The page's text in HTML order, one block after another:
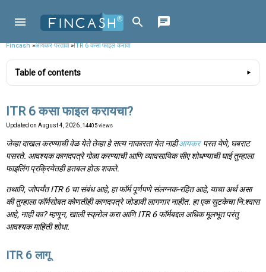
Fincash»आयकर परतावा»ITR 6 कसा फाइल करावा
Table of contents
ITR 6 कसा फाइल करायचा?
Updated on August 4, 2026 , 14405 views
जेव्हा दाखल करण्याची वेळ येते तेव्हा हे सत्य नाकारता येत नाहीआयकरपरत येणे, घबराट
पसरते. आवश्यक कागदपत्रे गोळा करण्याची आणि व्यावसायिक सीए शोधण्याची घाई तुम्हाला
फाइलिंग प्रक्रियेतही हतबल होऊ शकते.
तथापि, जोपर्यंत ITR 6 चा संबंध आहे, हा फॉर्म पूर्णपणे संलग्नक-रहित आहे, याचा अर्थ असा
की तुम्हाला फॉर्मसोबत कोणतीही कागदपत्रे जोडावी लागणार नाहीत. हा एक सुटकेचा नि:श्वास
आहे, नाही का? म्हणून, खाली स्क्रोल करा आणि ITR 6 फॉर्मबद्दल अधिक मूलभूत परंतु
आवश्यक माहिती शोधा.
ITR 6 लागू